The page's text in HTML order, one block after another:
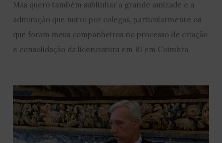
Mas quero também sublinhar a grande amizade e a
admiração que nutro por colegas, particularmente os
que foram meus companheiros no processo de criação
e consolidação da licenciatura em RI em Coimbra.